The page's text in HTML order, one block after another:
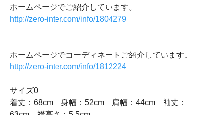
ホームページでご紹介しています。
http://zero-inter.com/info/1804279
ホームページでコーディネートご紹介しています。
http://zero-inter.com/info/1812224
サイズ0
着丈：68cm 身幅：52cm 肩幅：44cm 袖丈：